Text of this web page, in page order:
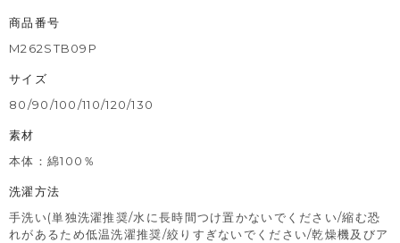
商品番号
M262STB09P
サイズ
80/90/100/110/120/130
素材
本体：綿100％
洗濯方法
手洗い(単独洗濯推奨/水に長時間つけ置かないでください/縮む恐
れがあるため低温洗濯推奨/絞りすぎないでください/乾燥機及びア